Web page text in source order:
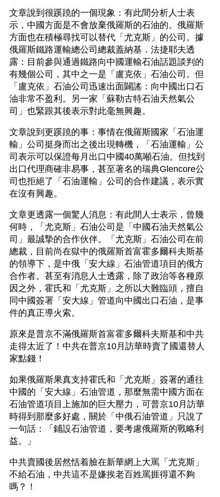
文章說到很蹊蹺的一個現象：有此間分析人士表
示，中國方面是不會放棄俄羅斯的石油的。俄羅斯
方面也在積極尋找可以替代「尤克斯」的公司。據
俄羅斯鐵路運輸總公司總裁蓋納基．法捷耶夫透
露：目前參與通過鐵路向中國運輸石油話題談判的
有幾個公司，其中之一是「盧克依」石油公司。但
「盧克依」石油公司迅速出面闢謠：向中國出口石
油非常不盈利。另一家「蘇勒古特石油天然氣公
司」也緊跟其後表示對此毫無興趣。
文章說到更蹊蹺的事：事情在俄羅斯國家「石油運
輸」公司挺身而出之後出現轉機，「石油運輸」公
司表示可以保證每月出口中國40萬噸石油。但找到
出口代理商確非易事，甚至著名的瑞典Glencore公
司也拒絕了「石油運輸」公司的合作建議，表示實
在沒有興趣。
文章更透露一個驚人消息：有此間人士表示，曾幾
何時，「尤克斯」石油公司是「中國石油天然氣公
司」最誠摯的合作伙伴。「尤克斯」石油公司在前
總裁，目前尚在獄中的俄羅斯首富霍多爾科夫斯基
的領導下，是中俄「安大線」石油管道項目的俄方
合作者。甚至有消息人士透露，除了政治等各種原
因之外，霍氏和「尤克斯」之所以大難臨頭，擅自
同中國簽署「安大線」管道向中國出口石油，是事
件的真正導火索。
原來是普京不滿俄羅斯首富霍多爾科夫斯基和中共
走得太近了！中共在普京10月訪華時賣了國還替人
家點錢！
如果俄羅斯果真支持霍氏和「尤克斯」簽署的通往
中國的「安大線」石油管道，那麼無需中國方面在
石油管道項目上施加的巨大壓力，可普京10月訪華
時得到那麼多好處，關於「中俄石油管道」只說了
一句話：「鋪設石油管道，要考慮俄羅斯的戰略利
益。」
中共賣國後居然恬着臉在新華網上大罵「尤克斯」
不給石油，中共這不是嫌挨老百姓罵捱得還不夠